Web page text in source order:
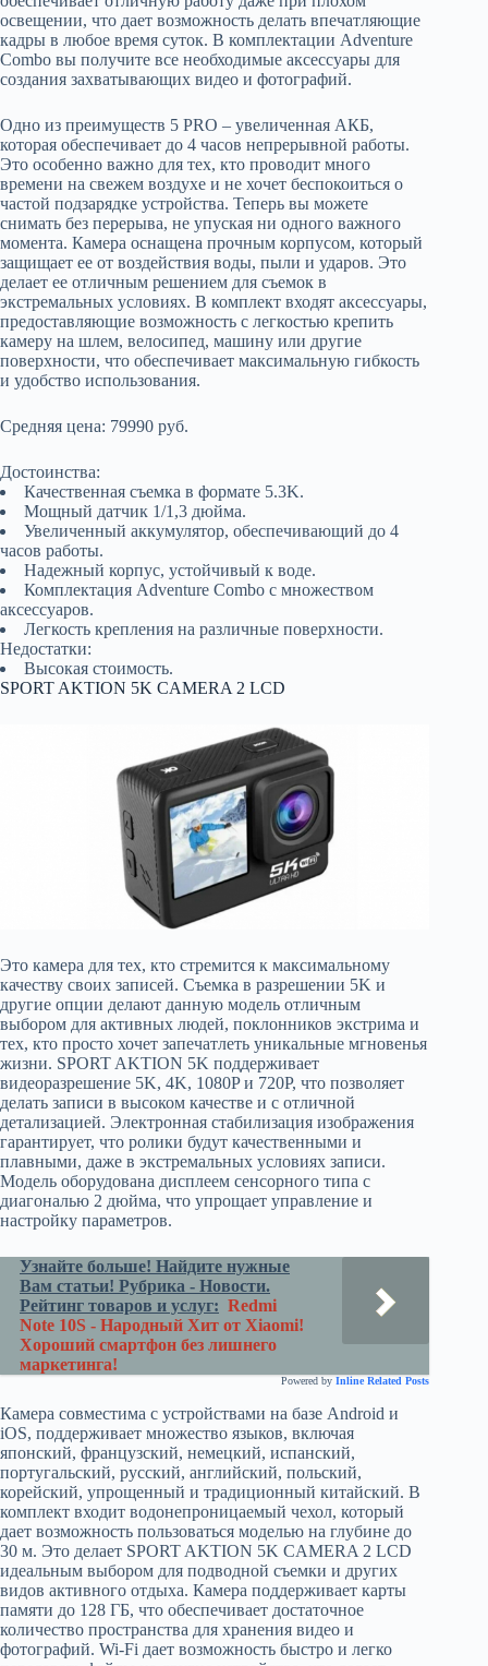
освещении, что дает возможность делать впечатляющие
кадры в любое время суток. В комплектации Adventure
Combo вы получите все необходимые аксессуары для
создания захватывающих видео и фотографий.
Одно из преимуществ 5 PRO – увеличенная АКБ,
которая обеспечивает до 4 часов непрерывной работы.
Это особенно важно для тех, кто проводит много
времени на свежем воздухе и не хочет беспокоиться о
частой подзарядке устройства. Теперь вы можете
снимать без перерыва, не упуская ни одного важного
момента. Камера оснащена прочным корпусом, который
защищает ее от воздействия воды, пыли и ударов. Это
делает ее отличным решением для съемок в
экстремальных условиях. В комплект входят аксессуары,
предоставляющие возможность с легкостью крепить
камеру на шлем, велосипед, машину или другие
поверхности, что обеспечивает максимальную гибкость
и удобство использования.
Средняя цена: 79990 руб.
Достоинства:
Качественная съемка в формате 5.3K.
Мощный датчик 1/1,3 дюйма.
Увеличенный аккумулятор, обеспечивающий до 4
часов работы.
Надежный корпус, устойчивый к воде.
Комплектация Adventure Combo с множеством
аксессуаров.
Легкость крепления на различные поверхности.
Недостатки:
Высокая стоимость.
SPORT AKTION 5K CAMERA 2 LCD
Это камера для тех, кто стремится к максимальному
качеству своих записей. Съемка в разрешении 5K и
другие опции делают данную модель отличным
выбором для активных людей, поклонников экстрима и
тех, кто просто хочет запечатлеть уникальные мгновенья
жизни. SPORT AKTION 5K поддерживает
видеоразрешение 5K, 4K, 1080P и 720P, что позволяет
делать записи в высоком качестве и с отличной
детализацией. Электронная стабилизация изображения
гарантирует, что ролики будут качественными и
плавными, даже в экстремальных условиях записи.
Модель оборудована дисплеем сенсорного типа с
диагональю 2 дюйма, что упрощает управление и
настройку параметров.
Узнайте больше! Найдите нужные
Вам статьи! Рубрика - Новости.
Рейтинг товаров и услуг: Redmi
Note 10S - Народный Хит от Xiaomi!
Хороший смартфон без лишнего
маркетинга!
Powered by Inline Related Posts
Камера совместима с устройствами на базе Android и
iOS, поддерживает множество языков, включая
японский, французский, немецкий, испанский,
португальский, русский, английский, польский,
корейский, упрощенный и традиционный китайский. В
комплект входит водонепроницаемый чехол, который
дает возможность пользоваться моделью на глубине до
30 м. Это делает SPORT AKTION 5K CAMERA 2 LCD
идеальным выбором для подводной съемки и других
видов активного отдыха. Камера поддерживает карты
памяти до 128 ГБ, что обеспечивает достаточное
количество пространства для хранения видео и
фотографий. Wi-Fi дает возможность быстро и легко